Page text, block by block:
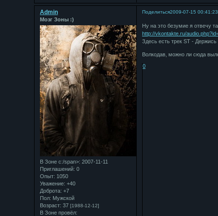
Поделиться2009-07-15 00:41:23
Admin
Мозг Зоны :)
В Зоне с:/span>: 2007-11-11
Приглашений: 0
Опыт: 1050
Уважение: +40
Доброта: +7
Пол: Мужской
Возраст: 37 [1988-12-12]
В Зоне провёл:
Ну на это безумие я отвечу
http://vkontakte.ru/
Здесь есть трек ST -
Волкодав, можно ли сюда
0